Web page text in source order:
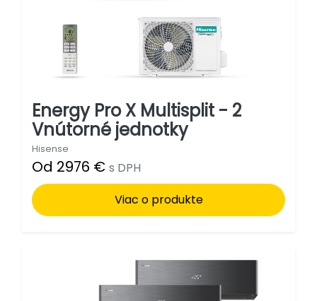
Energy Pro X Multisplit - 2
Vnútorné jednotky
Hisense
Od 2976 € s DPH
Viac o produkte